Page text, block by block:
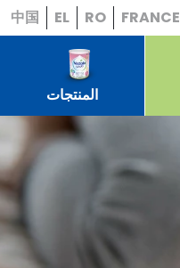
FRANCE
RO
EL
中国
المنتجات